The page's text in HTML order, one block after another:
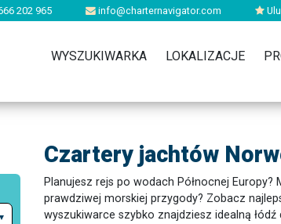
202 965 info@charternavigator.com
WYSZUKIWARKA LOKALIZACJE
Czartery jachtów
Planujesz rejs po wodach Północnej
prawdziwej morskiej przygody? Zobacz
wyszukiwarce szybko znajdziesz idealną